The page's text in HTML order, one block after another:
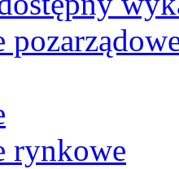
rynkowe